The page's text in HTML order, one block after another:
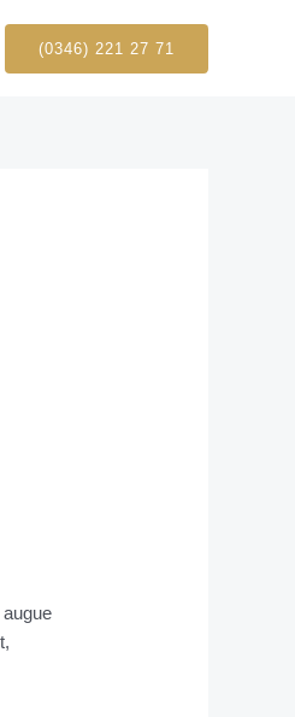
(0346) 221 27 71